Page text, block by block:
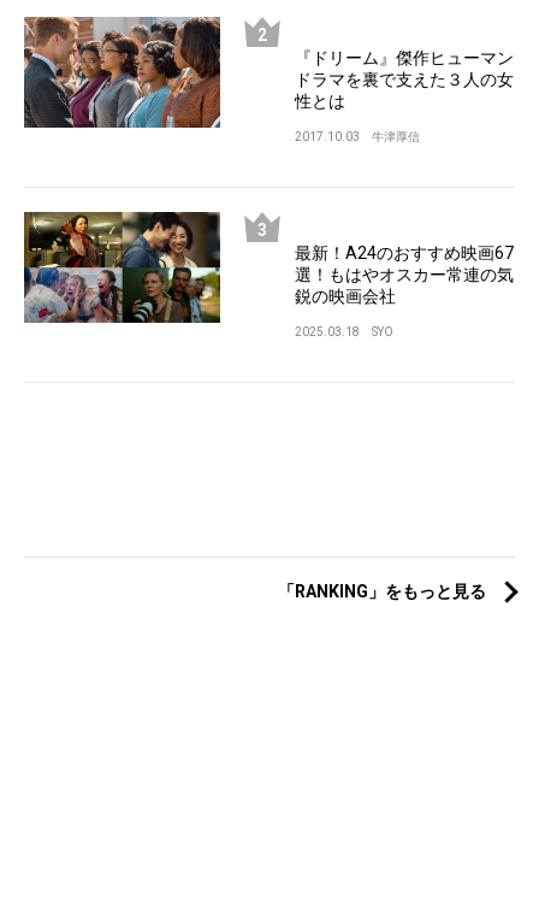
『ドリーム』傑作ヒューマン
ドラマを裏で支えた３人の女
性とは
2017.10.03 牛津厚信
最新！A24のおすすめ映画67
選！もはやオスカー常連の気
鋭の映画会社
2025.03.18 SYO
「RANKING」をもっと見る